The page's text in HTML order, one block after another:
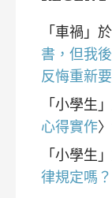
「 車禍 」
書，但我
反悔重新
「 小學生
心得實作
「 小學生
律規定嗎